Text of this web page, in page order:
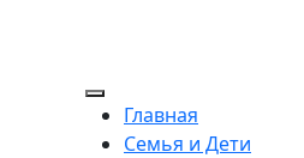
Главная
Семья и Дети